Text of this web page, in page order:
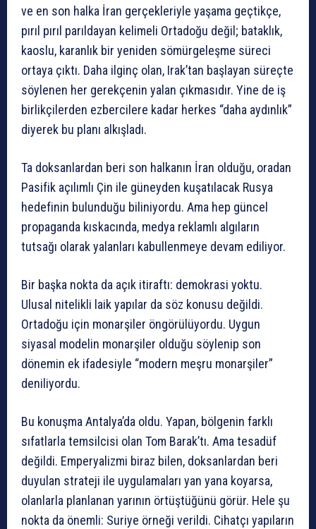
ve en son halka İran gerçekleriyle yaşama geçtikçe,
pırıl pırıl parıldayan kelimeli Ortadoğu değil; bataklık,
kaoslu, karanlık bir yeniden sömürgeleşme süreci
ortaya çıktı. Daha ilginç olan, Irak’tan başlayan süreçte
söylenen her gerekçenin yalan çıkmasıdır. Yine de iş
birlikçilerden ezbercilere kadar herkes “daha aydınlık”
diyerek bu planı alkışladı.
Ta doksanlardan beri son halkanın İran olduğu, oradan
Pasifik açılımlı Çin ile güneyden kuşatılacak Rusya
hedefinin bulunduğu biliniyordu. Ama hep güncel
propaganda kıskacında, medya reklamlı algıların
tutsağı olarak yalanları kabullenmeye devam ediliyor.
Bir başka nokta da açık itiraftı: demokrasi yoktu.
Ulusal nitelikli laik yapılar da söz konusu değildi.
Ortadoğu için monarşiler öngörülüyordu. Uygun
siyasal modelin monarşiler olduğu söylenip son
dönemin ek ifadesiyle “modern meşru monarşiler”
deniliyordu.
Bu konuşma Antalya’da oldu. Yapan, bölgenin farklı
sıfatlarla temsilcisi olan Tom Barak’tı. Ama tesadüf
değildi. Emperyalizmi biraz bilen, doksanlardan beri
duyulan strateji ile uygulamaları yan yana koyarsa,
olanlarla planlanan yarının örtüştüğünü görür. Hele şu
nokta da önemli: Suriye örneği verildi. Cihatçı yapıların